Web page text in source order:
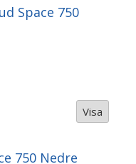
Space 750
Visa
750 Nedre